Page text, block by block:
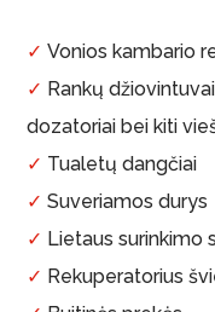
✓ Vonios kambario
✓ Rankų
dozatoriai bei kiti
✓ Tualetų dangčiai
✓ Suveriamos durys
✓ Lietaus surinkimo
✓ Rekuperatorius